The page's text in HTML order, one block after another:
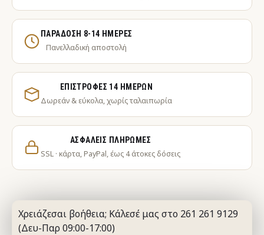
ΠΑΡΆΔΟΣΗ 8-14 ΗΜΈΡΕΣ
Πανελλαδική αποστολή
ΕΠΙΣΤΡΟΦΈΣ 14 ΗΜΕΡΏΝ
Δωρεάν & εύκολα, χωρίς ταλαιπωρία
ΑΣΦΑΛΕΊΣ ΠΛΗΡΩΜΈΣ
SSL · κάρτα, PayPal, έως 4 άτοκες δόσεις
Χρειάζεσαι βοήθεια; Κάλεσέ μας στο 261 261 9129
(Δευ-Παρ 09:00-17:00)